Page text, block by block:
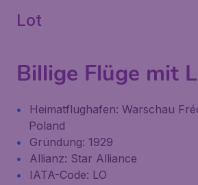
Lot
Billige Flüge mit
Heimatflughafen: Warschau
Poland
Gründung: 1929
Allianz: Star Alliance
IATA-Code: LO